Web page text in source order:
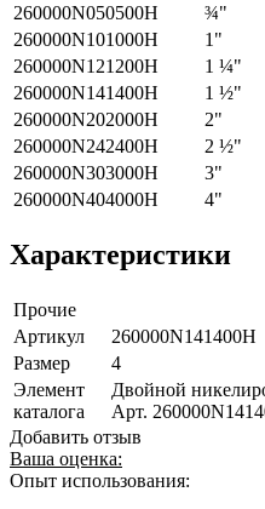
260000N050500H
¾"
260000N101000H
1"
260000N121200H
1 ¼"
260000N141400H
1 ½"
260000N202000H
2"
260000N242400H
2 ½"
260000N303000H
3"
260000N404000H
4"
Характеристики
Прочие
Артикул
260000N141400H
Размер
4
Элемент
каталога
Двойной
Арт.
Добавить отзыв
Ваша оценка:
Опыт использования: